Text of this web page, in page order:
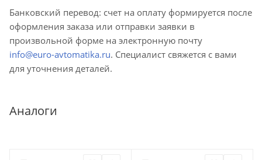
Банковский перевод: счет на оплату формируется после
оформления заказа или отправки заявки в
произвольной форме на электронную почту
info@euro-avtomatika.ru. Специалист свяжется с вами
для уточнения деталей.
Аналоги